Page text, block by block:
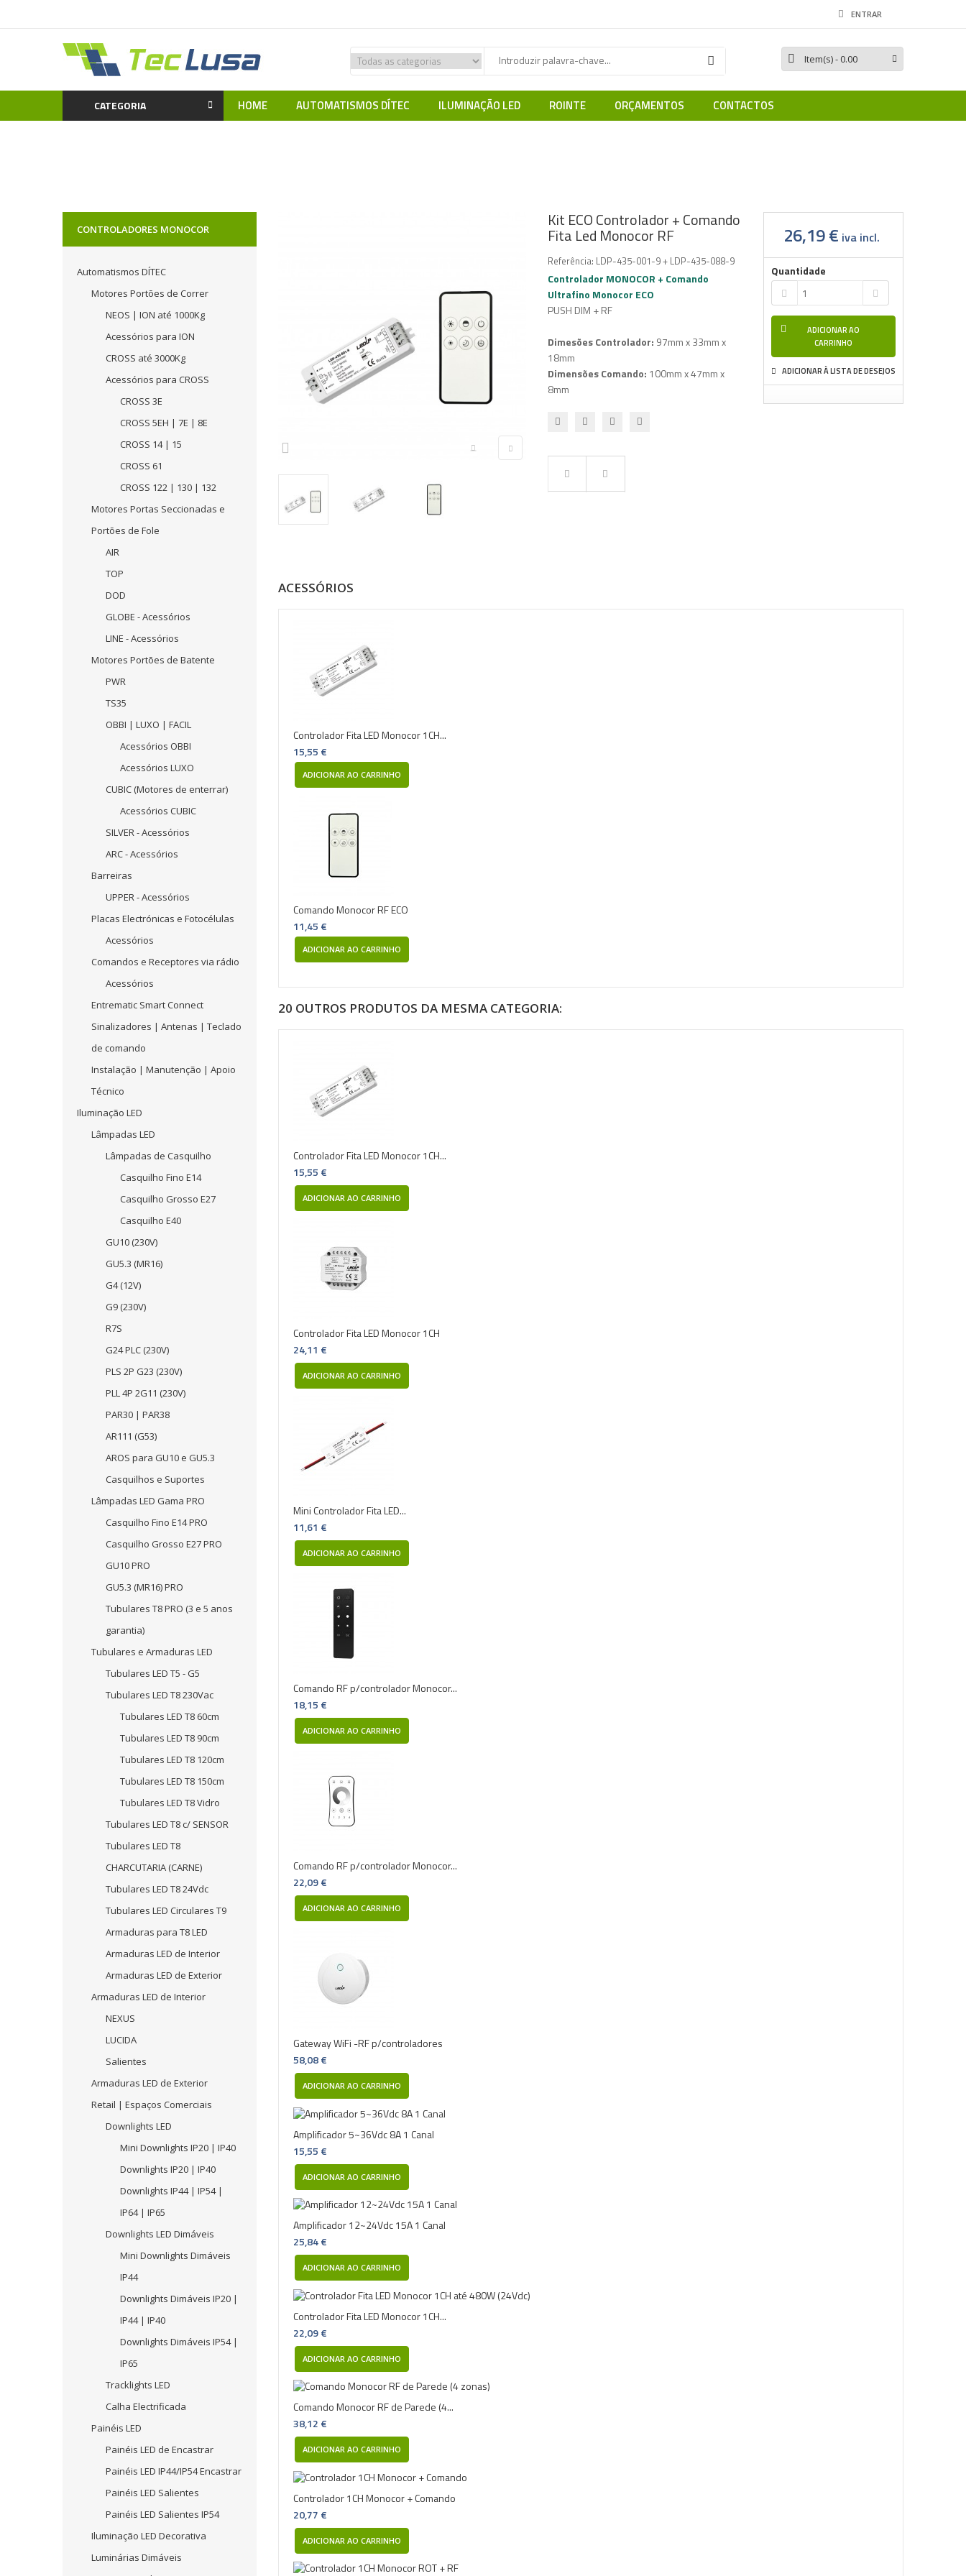
ENTRAR
Item(s)- 0.00
CATEGORIA HOME AUTOMATISMOS DÍTEC ILUMINAÇÃO LED ROINTE ORÇAMENTOS CONTACTOS
CONTROLADORES MONOCOR
Automatismos DÍTEC
Motores Portões de Correr
NEOS | ION até 1000Kg
Acessórios para ION
CROSS até 3000Kg
Acessórios para CROSS
CROSS 3E
CROSS 5EH | 7E | 8E
CROSS 14 | 15
CROSS 61
CROSS 122 | 130 | 132
Motores Portas Seccionadas e
Portões de Fole
AIR
TOP
DOD
GLOBE - Acessórios
LINE - Acessórios
Motores Portões de Batente
PWR
TS35
OBBI | LUXO | FACIL
Acessórios OBBI
Acessórios LUXO
CUBIC (Motores de enterrar)
Acessórios CUBIC
SILVER - Acessórios
ARC - Acessórios
Barreiras
UPPER - Acessórios
Placas Electrónicas e Fotocélulas
Acessórios
Comandos e Receptores via rádio
Acessórios
Entrematic Smart Connect
Sinalizadores | Antenas | Teclado
de comando
Instalação | Manutenção | Apoio
Técnico
Iluminação LED
Lâmpadas LED
Lâmpadas de Casquilho
Casquilho Fino E14
Casquilho Grosso E27
Casquilho E40
GU10 (230V)
GU5.3 (MR16)
G4 (12V)
G9 (230V)
R7S
G24 PLC (230V)
PLS 2P G23 (230V)
PLL 4P 2G11 (230V)
PAR30 | PAR38
AR111 (G53)
AROS para GU10 e GU5.3
Casquilhos e Suportes
Lâmpadas LED Gama PRO
Casquilho Fino E14 PRO
Casquilho Grosso E27 PRO
GU10 PRO
GU5.3 (MR16) PRO
Tubulares T8 PRO (3 e 5 anos
garantia)
Tubulares e Armaduras LED
Tubulares LED T5 - G5
Tubulares LED T8 230Vac
Tubulares LED T8 60cm
Tubulares LED T8 90cm
Tubulares LED T8 120cm
Tubulares LED T8 150cm
Tubulares LED T8 Vidro
Tubulares LED T8 c/ SENSOR
Tubulares LED T8
CHARCUTARIA (CARNE)
Tubulares LED T8 24Vdc
Tubulares LED Circulares T9
Armaduras para T8 LED
Armaduras LED de Interior
Armaduras LED de Exterior
Armaduras LED de Interior
NEXUS
LUCIDA
Salientes
Armaduras LED de Exterior
Retail | Espaços Comerciais
Downlights LED
Mini Downlights IP20 | IP40
Downlights IP20 | IP40
Downlights IP44 | IP54 |
IP64 | IP65
Downlights LED Dimáveis
Mini Downlights Dimáveis
IP44
Downlights Dimáveis IP20 |
IP44 | IP40
Downlights Dimáveis IP54 |
IP65
Tracklights LED
Calha Electrificada
Painéis LED
Painéis LED de Encastrar
Painéis LED IP44/IP54 Encastrar
Painéis LED Salientes
Painéis LED Salientes IP54
Iluminação LED Decorativa
Luminárias Dimáveis
Kit ECO Controlador + Comando
Fita Led Monocor RF
Referência: LDP-435-001-9 + LDP-435-088-9
Controlador MONOCOR + Comando
Ultrafino Monocor ECO
PUSH DIM + RF
Dimesões Controlador: 97mm x 33mm x
18mm
Dimensões Comando: 100mm x 47mm x
8mm
26,19 € iva incl.
Quantidade
ADICIONAR AO
CARRINHO
ADICIONAR À LISTA DE DESEJOS
ACESSÓRIOS
Controlador Fita LED Monocor 1CH...
15,55 €
ADICIONAR AO CARRINHO
Comando Monocor RF ECO
11,45 €
ADICIONAR AO CARRINHO
20 OUTROS PRODUTOS DA MESMA CATEGORIA:
Controlador Fita LED Monocor 1CH...
15,55 €
ADICIONAR AO CARRINHO
Controlador Fita LED Monocor 1CH
24,11 €
ADICIONAR AO CARRINHO
Mini Controlador Fita LED...
11,61 €
ADICIONAR AO CARRINHO
Comando RF p/controlador Monocor...
18,15 €
ADICIONAR AO CARRINHO
Comando RF p/controlador Monocor...
22,09 €
ADICIONAR AO CARRINHO
Gateway WiFi -RF p/controladores
58,08 €
ADICIONAR AO CARRINHO
Amplificador 5~36Vdc 8A 1 Canal
15,55 €
ADICIONAR AO CARRINHO
Amplificador 12~24Vdc 15A 1 Canal
25,84 €
ADICIONAR AO CARRINHO
Controlador Fita LED Monocor 1CH...
22,09 €
ADICIONAR AO CARRINHO
Comando Monocor RF de Parede (4...
38,12 €
ADICIONAR AO CARRINHO
Controlador 1CH Monocor + Comando
20,77 €
ADICIONAR AO CARRINHO